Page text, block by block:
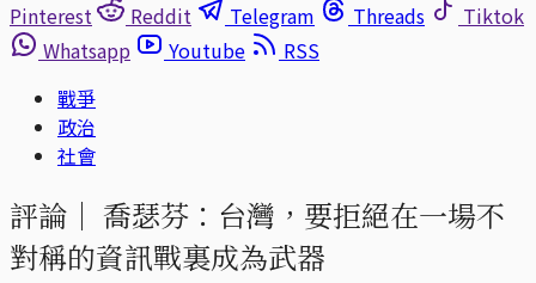
Pinterest
Reddit Telegram Threads
Tiktok
Whatsapp
Youtube
RSS
戰爭
政治
社會
評論｜ 喬瑟芬：台灣，要拒絕在一場不
對稱的資訊戰裏成為武器